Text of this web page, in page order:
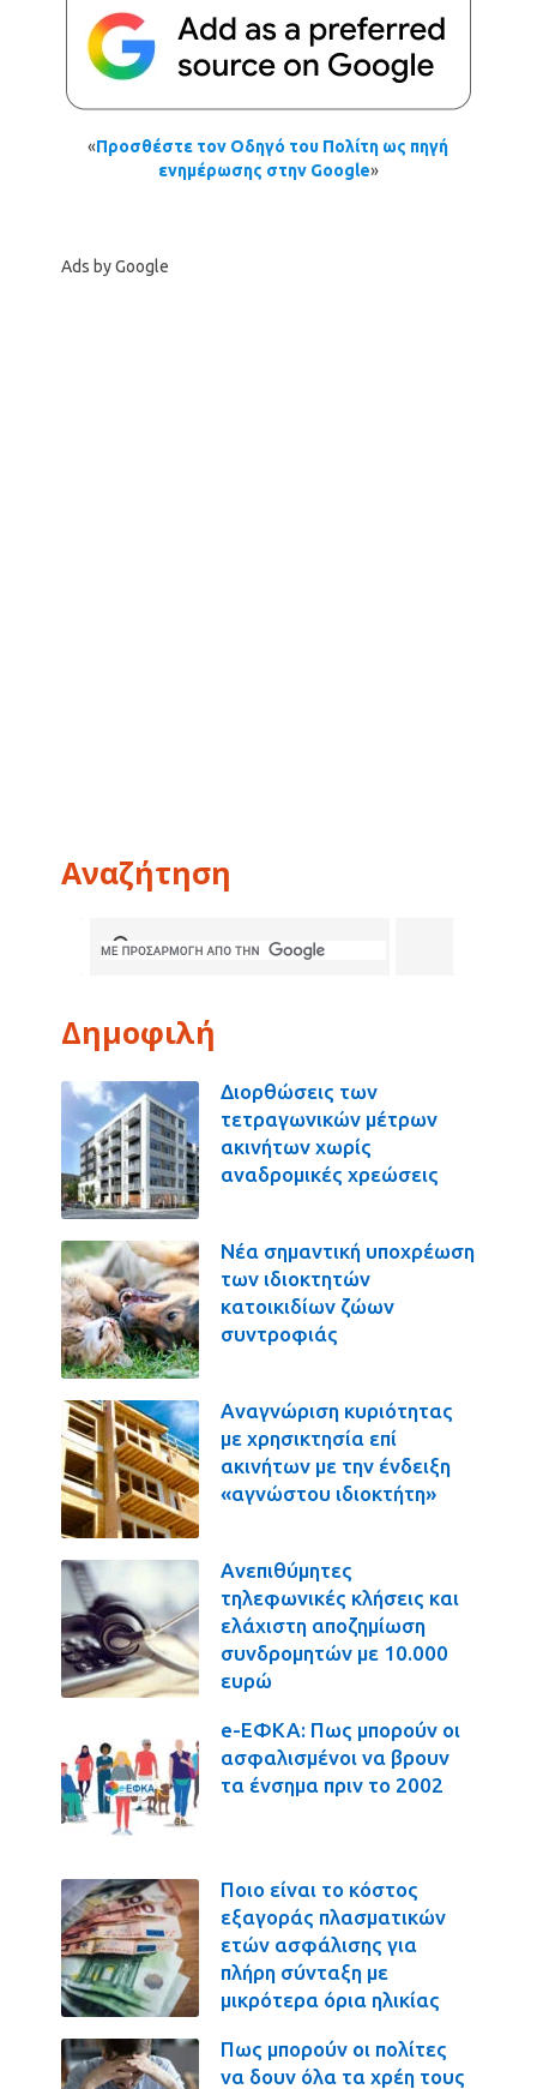
«Προσθέστε τον Οδηγό του Πολίτη ως πηγή
ενημέρωσης στην Google»
Ads by Google
Αναζήτηση
Δημοφιλή
Διορθώσεις των
τετραγωνικών μέτρων
ακινήτων χωρίς
αναδρομικές χρεώσεις
Νέα σημαντική υποχρέωση
των ιδιοκτητών
κατοικιδίων ζώων
συντροφιάς
Αναγνώριση κυριότητας
με χρησικτησία επί
ακινήτων με την ένδειξη
«αγνώστου ιδιοκτήτη»
Ανεπιθύμητες
τηλεφωνικές κλήσεις και
ελάχιστη αποζημίωση
συνδρομητών με 10.000
ευρώ
e-ΕΦΚΑ: Πως μπορούν οι
ασφαλισμένοι να βρουν
τα ένσημα πριν το 2002
Ποιο είναι το κόστος
εξαγοράς πλασματικών
ετών ασφάλισης για
πλήρη σύνταξη με
μικρότερα όρια ηλικίας
Πως μπορούν οι πολίτες
να δουν όλα τα χρέη τους